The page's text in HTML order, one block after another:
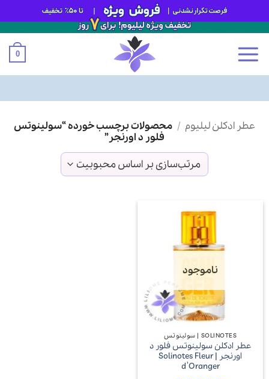
0
عطر ادکلن لیلیوم / محصولات برچسب خورده “سولینوتس
فلور د اورنجر”
ناموجود
SOLINOTES | سولینوتس
عطر ادکلن سولینوتس فلور د
اورنجر | Solinotes Fleur
d’Oranger